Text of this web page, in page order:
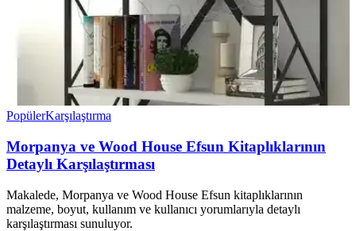
PopülerKarşılaştırma
Morpanya ve Wood House Efsun Kitaplıklarının
Detaylı Karşılaştırması
Makalede, Morpanya ve Wood House Efsun kitaplıklarının
malzeme, boyut, kullanım ve kullanıcı yorumlarıyla detaylı
karşılaştırması sunuluyor.